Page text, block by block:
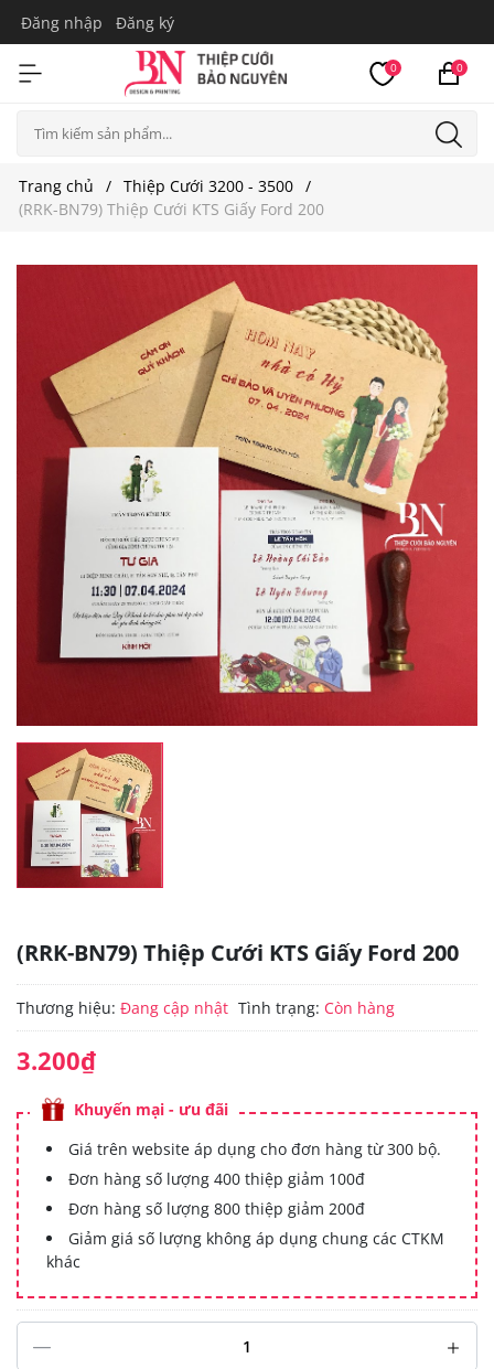
Đăng nhập Đăng ký
0 0
Trang chủ
Thiệp Cưới 3200 - 3500
(RRK-BN79) Thiệp Cưới KTS Giấy Ford 200
(RRK-BN79) Thiệp Cưới KTS Giấy Ford 200
Thương hiệu: Đang cập nhật Tình trạng: Còn hàng
3.200₫
Khuyến mại - ưu đãi
Giá trên website áp dụng cho đơn hàng từ 300 bộ.
Đơn hàng số lượng 400 thiệp giảm 100đ
Đơn hàng số lượng 800 thiệp giảm 200đ
Giảm giá số lượng không áp dụng chung các CTKM
khác